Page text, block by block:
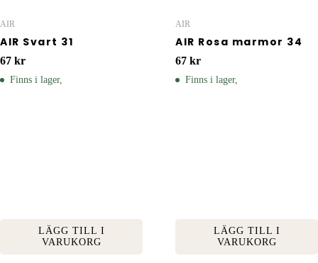
AIR
AIR Svart 31
67 kr
Finns i lager,
LÄGG TILL I
VARUKORG
AIR
AIR Rosa marmor 34
67 kr
Finns i lager,
LÄGG TILL I
VARUKORG